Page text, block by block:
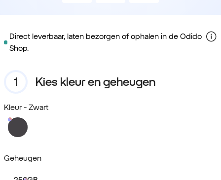
Direct leverbaar, laten bezorgen of ophalen in de Odido
Shop.
Kies kleur en geheugen
Kleur - Zwart
Geheugen